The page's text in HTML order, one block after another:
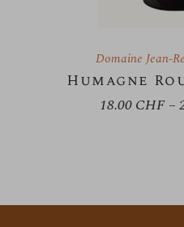
Domaine Jean-
Humagne
18.00CHF–